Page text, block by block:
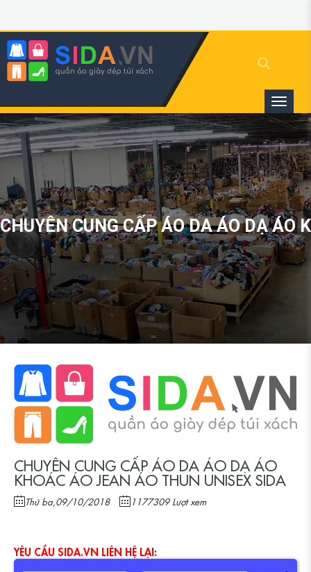
CHUYÊN CUNG CẤP ÁO DA ÁO DẠ ÁO
CHUYÊN CUNG CẤP ÁO DA ÁO DẠ ÁO
KHOÁC ÁO JEAN ÁO THUN UNISEX SIDA
Thứ ba,09/10/2018 1177309 Lượt xem